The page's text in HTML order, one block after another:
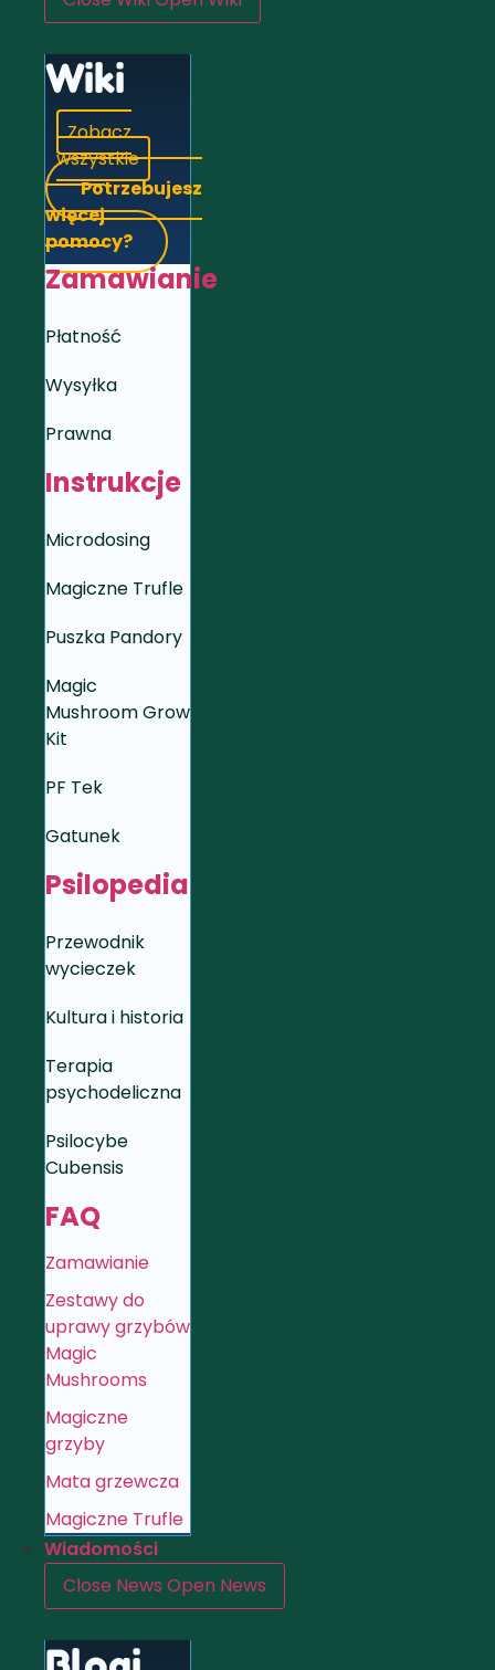
Wiki
Zobacz
wszystkie
Potrzebujesz
więcej
pomocy?
Zamawianie
Płatność
Wysyłka
Prawna
Instrukcje
Microdosing
Magiczne Trufle
Puszka Pandory
Magic
Mushroom Grow
Kit
PF Tek
Gatunek
Psilopedia
Przewodnik
wycieczek
Kultura i historia
Terapia
psychodeliczna
Psilocybe
Cubensis
FAQ
Zamawianie
Zestawy do
uprawy grzybów
Magic
Mushrooms
Magiczne
grzyby
Mata grzewcza
Magiczne Trufle
Wiadomości
Close News Open News